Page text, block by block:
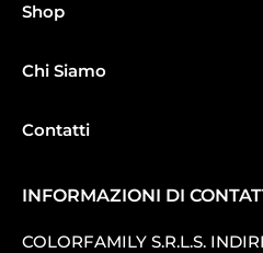
Shop
Chi Siamo
Contatti
INFORMAZIONI DI
COLORFAMILY S.R.L.S.